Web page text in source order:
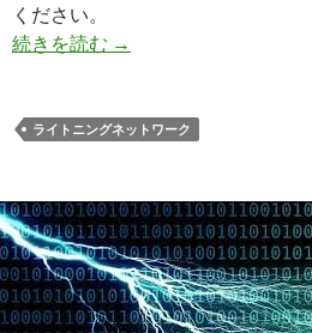
ください。
続きを読む 【レポート096】ライ
→
ライトニングネットワーク